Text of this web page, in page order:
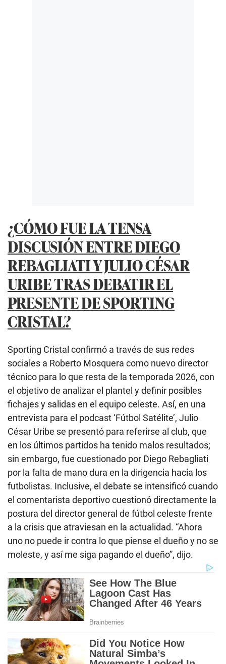
¿CÓMO FUE LA TENSA
DISCUSIÓN ENTRE DIEGO
REBAGLIATI Y JULIO CÉSAR
URIBE TRAS DEBATIR EL
PRESENTE DE SPORTING
CRISTAL?
Sporting Cristal confirmó a través de sus redes
sociales a Roberto Mosquera como nuevo director
técnico para lo que resta de la temporada 2026, con
el objetivo de analizar el plantel y definir posibles
fichajes y salidas en el equipo celeste. Así, en una
entrevista para el podcast ‘Fútbol Satélite’, Julio
César Uribe se presentó para referirse al club, que
en los últimos partidos ha tenido malos resultados;
sin embargo, fue cuestionado por Diego Rebagliati
por la falta de mano dura en la dirigencia hacia los
futbolistas. Inclusive, el debate se intensificó cuando
el comentarista deportivo cuestionó directamente la
postura del director general de fútbol celeste frente
a la crisis que atraviesan en la actualidad. “Ahora
uno no puede ir contra lo que piense el dueño y no se
moleste, y así me siga pagando el dueño”, dijo.